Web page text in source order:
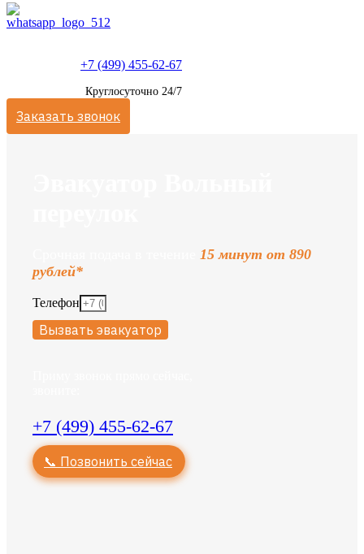
+7 (499) 455-62-67
Круглосуточно 24/7
Заказать звонок
15 минут от 890
рублей*
Телефон
Вызвать эвакуатор
+7 (499) 455-62-67
📞 Позвонить сейчас